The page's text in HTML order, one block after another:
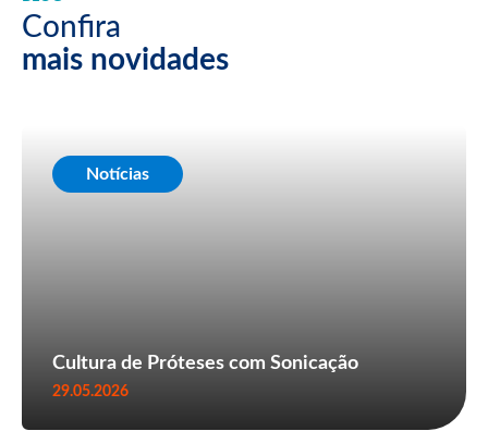
Confira
mais novidades
Notícias
Cultura de Próteses com Sonicação
29.05.2026